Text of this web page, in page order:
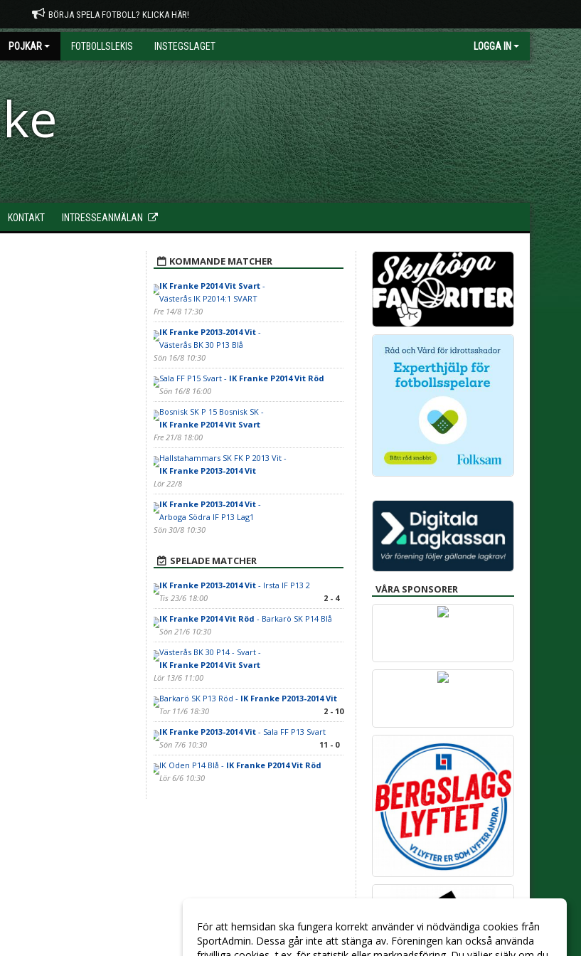
BÖRJA SPELA FOTBOLL? KLICKA HÄR!
POJKAR FOTBOLLSLEKIS INSTEGSLAGET LOGGA IN
KONTAKT INTRESSEANMÄLAN
KOMMANDE MATCHER
IK Franke P2014 Vit Svart-
Västerås IK P2014:1 SVART
Fre 14/8 17:30
IK Franke P2013-2014 Vit-
Västerås BK 30 P13 Blå
Sön 16/8 10:30
Sala FF P15 Svart - IK Franke P2014 Vit Röd
Sön 16/8 16:00
Bosnisk SK P 15 Bosnisk SK -
IK Franke P2014 Vit Svart
Fre 21/8 18:00
Hallstahammars SK FK P 2013 Vit -
IK Franke P2013-2014 Vit
Lör 22/8
IK Franke P2013-2014 Vit-
Arboga Södra IF P13 Lag1
Sön 30/8 10:30
SPELADE MATCHER
IK Franke P2013-2014 Vit- Irsta IF P13 2
Tis 23/6 18:00
2 - 4
IK Franke P2014 Vit Röd - Barkarö SK P14 Blå
Sön 21/6 10:30
Västerås BK 30 P14 - Svart -
IK Franke P2014 Vit Svart
Lör 13/6 11:00
Barkarö SK P13 Röd - IK Franke P2013-2014 Vit
Tor 11/6 18:30
2 - 10
IK Franke P2013-2014 Vit- Sala FF P13 Svart
Sön 7/6 10:30
11 - 0
IK Oden P14 Blå - IK Franke P2014 Vit Röd
Lör 6/6 10:30
VÅRA SPONSORER
För att hemsidan ska fungera korrekt använder vi nödvändiga cookies från
SportAdmin. Dessa går inte att stänga av. Föreningen kan också använda